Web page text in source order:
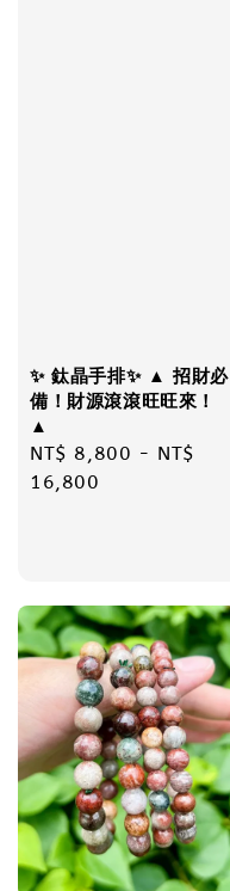
✨ 鈦晶手排✨ ▲ 招財必
備！財源滾滾旺旺來！
▲
Regular
price
NT$ 8,800 - NT$
16,800